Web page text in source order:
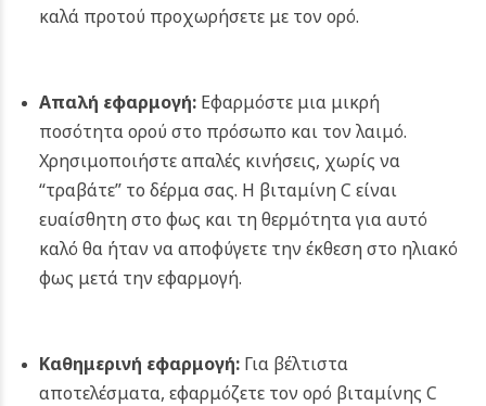
καλά προτού προχωρήσετε με τον ορό.
Απαλή εφαρμογή:Εφαρμόστε μια μικρή
ποσότητα ορού στο πρόσωπο και τον λαιμό.
Χρησιμοποιήστε απαλές κινήσεις, χωρίς να
“τραβάτε” το δέρμα σας. Η βιταμίνη C είναι
ευαίσθητη στο φως και τη θερμότητα για αυτό
καλό θα ήταν να αποφύγετε την έκθεση στο ηλιακό
φως μετά την εφαρμογή.
Καθημερινή εφαρμογή:Για βέλτιστα
αποτελέσματα, εφαρμόζετε τον ορό βιταμίνης C